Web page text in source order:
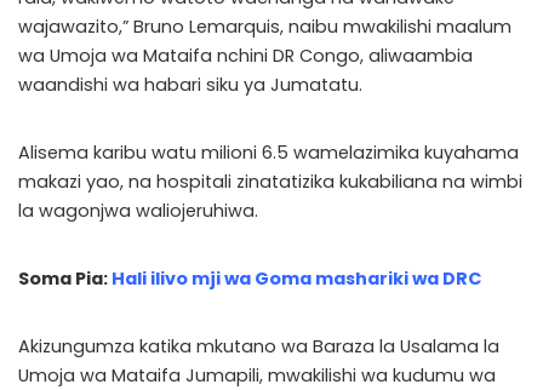
wajawazito,” Bruno Lemarquis, naibu mwakilishi maalum
wa Umoja wa Mataifa nchini DR Congo, aliwaambia
waandishi wa habari siku ya Jumatatu.
Alisema karibu watu milioni 6.5 wamelazimika kuyahama
makazi yao, na hospitali zinatatizika kukabiliana na wimbi
la wagonjwa waliojeruhiwa.
Soma Pia: Hali ilivo mji wa Goma mashariki wa DRC
Akizungumza katika mkutano wa Baraza la Usalama la
Umoja wa Mataifa Jumapili, mwakilishi wa kudumu wa